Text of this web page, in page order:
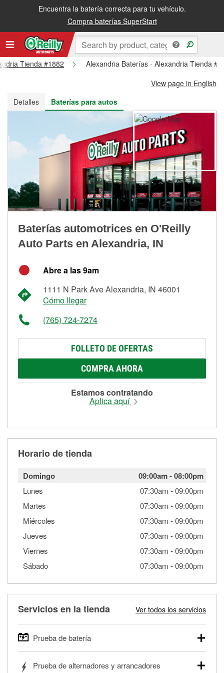
Encuentra la batería correcta para tu vehículo.
Compra baterías SuperStart
Recibe tu orden gratis al día siguiente o recógela en la tienda
Tienda #1882
Alexandria Baterías - Alexandria Tienda
View page in English
Detalles
Baterías para autos
Baterías automotrices en O'Reilly
Auto Parts en Alexandria, IN
Abre a las 9am
1111 N Park Ave Alexandria, IN 46001
Cómo llegar
(765) 724-7274
FOLLETO DE OFERTAS
COMPRA AHORA
Estamos contratando
Aplica aquí
Horario de tienda
Domingo 09:00am-08:00pm
Lunes 07:30am -09:00pm
Martes
07:30am -09:00pm
Miércoles
07:30am -09:00pm
Jueves
07:30am -09:00pm
Viernes
07:30am -09:00pm
Sábado
07:30am -09:00pm
Servicios en la tienda Ver todos los servicios
Prueba de batería
autos, camionetas, SUVs, vehículos comerciales y
Prueba de alternadores y arrancadores